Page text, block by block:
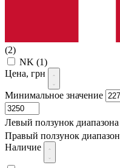
(2)
NK (1)
Цена, грн
Минимальное значение
Левый ползунок диапазона
Правый ползунок
Наличие